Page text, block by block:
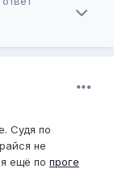
Судя по
не
ещё по проге